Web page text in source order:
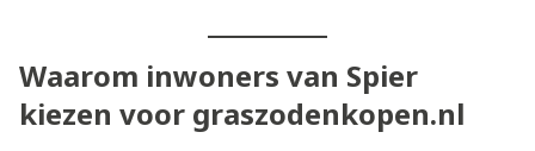
Waarom inwoners van Spier
kiezen voor graszodenkopen.nl